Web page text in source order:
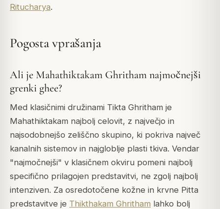
Ritucharya.
Pogosta vprašanja
Ali je Mahathiktakam Ghritham najmočnejši
grenki ghee?
Med klasičnimi družinami Tikta Ghritham je
Mahathiktakam najbolj celovit, z največjo in
najsodobnejšo zeliščno skupino, ki pokriva največ
kanalnih sistemov in najgloblje plasti tkiva. Vendar
"najmočnejši" v klasičnem okviru pomeni najbolj
specifično prilagojen predstavitvi, ne zgolj najbolj
intenziven. Za osredotočene kožne in krvne Pitta
predstavitve je Thikthakam Ghritham lahko bolj